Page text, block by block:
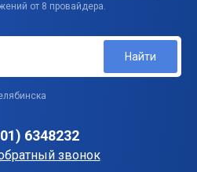
от 8 провайдера.
Найти
6348232
звонок